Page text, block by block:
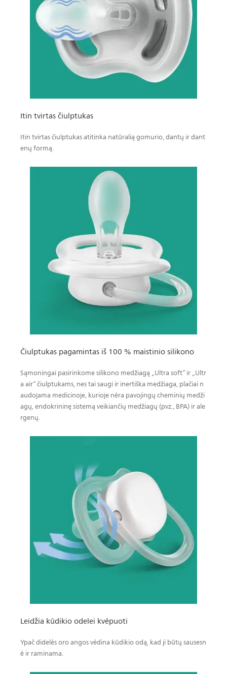
Itin tvirtas čiulptukas
Itin tvirtas čiulptukas atitinka natūralią gomurio, dantų ir dant
enų formą.
Čiulptukas pagamintas iš 100 % maistinio silikono
Sąmoningai pasirinkome silikono medžiagą „Ultra soft“ ir „Ultr
a air“ čiulptukams, nes tai saugi ir inertiška medžiaga, plačiai n
audojama medicinoje, kurioje nėra pavojingų cheminių medži
agų, endokrininę sistemą veikiančių medžiagų (pvz., BPA) ir ale
rgenų.
Leidžia kūdikio odelei kvėpuoti
Ypač didelės oro angos vėdina kūdikio odą, kad ji būtų sausesn
ė ir raminama.